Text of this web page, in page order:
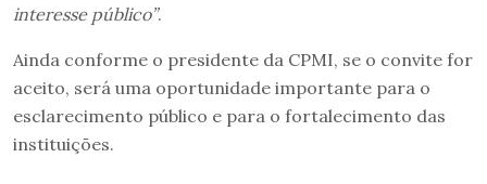
interesse público”.
Ainda conforme o presidente da CPMI, se o convite for
aceito, será uma oportunidade importante para o
esclarecimento público e para o fortalecimento das
instituições.